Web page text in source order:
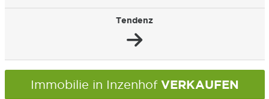
Tendenz
Immobilie in Inzenhof VERKAUFEN